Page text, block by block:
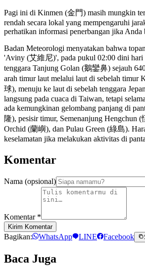
Pagi ini di Kinmen (金門) masih mungkin
rendah secara lokal yang mempengaruhi
perhatikan informasi penerbangan jika Anda
Badan Meteorologi menyatakan bahwa
'Aviny (艾維尼)', pada pukul 02:00 dini hari
tenggara Tanjung Golan (鵝鑾鼻) sejauh
arah timur laut melalui laut di sebelah timur
球), menuju ke laut di sebelah tenggara
langsung pada cuaca di Taiwan, tetapi
ada kemungkinan gelombang panjang di
隆), pesisir timur, Semenanjung Hengchun
Orchid (蘭嶼), dan Pulau Green (綠島).
keselamatan jika melakukan aktivitas di
Komentar
Nama (opsional)
Komentar *
Kirim Komentar
Bagikan: WhatsApp LINE Facebook
Baca Juga